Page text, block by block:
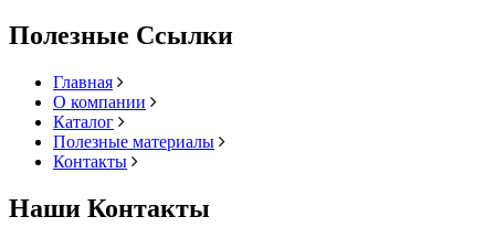
Полезные Ссылки
Главная
О компании
Каталог
Полезные материалы
Контакты
Наши Контакты